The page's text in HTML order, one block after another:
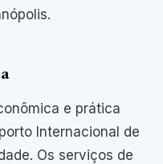
e prática
Internacional de
Os serviços de